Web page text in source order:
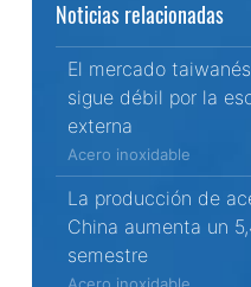
Noticias relacionadas
El mercado
sigue débil por la
externa
Acero inoxidable
La producción de
China aumenta un
semestre